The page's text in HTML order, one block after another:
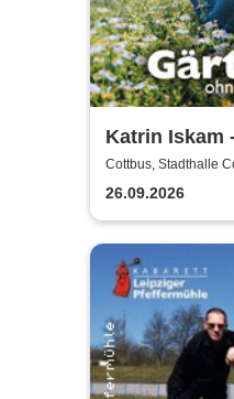
Katrin Iskam
viel Geschiss
Cottbus, Stadthalle
26.09.2026